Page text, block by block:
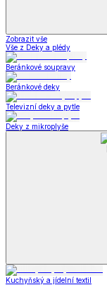
Zobrazit vše
Vše z Deky a plédy
Beránkové soupravy
Beránkové deky
Televizní deky a pytle
Deky z mikroplyše
Kuchyňský a jídelní textil